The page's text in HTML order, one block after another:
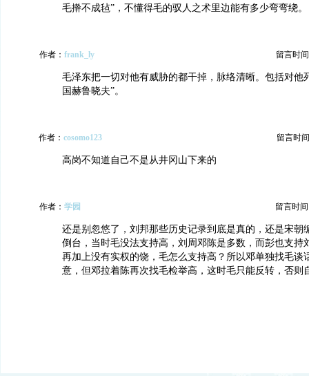
毛擀不成毡”，不懂得毛的驭人之术里边能有多少弯弯绕。
作者： frank_ly 留言时
毛泽东把一切对他有威胁的都干掉，脉络清晰。包括对他
国赫鲁晓夫”。
作者： cosomo123 留言时
高岗不知道自己不是从井冈山下来的
作者： 学园 留言时间
还是别忽悠了，刘邦那些历史记录到底是真的，还是宋朝
倒台，当时毛没法支持高，刘周邓陈是多数，而彭也支持
再加上没有实权的饶，毛怎么支持高？所以邓单独找毛谈
意，但邓拉着陈再次找毛检举高，这时毛只能反转，否则